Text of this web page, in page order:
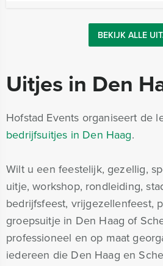
BEKIJK ALLE
Uitjes in Den
Hofstad Events organiseert de
bedrijfsuitjes in Den Haag.
Wilt u een feestelijk, gezellig,
uitje, workshop, rondleiding,
bedrijfsfeest, vrijgezellenfeest,
groepsuitje in Den Haag of
professioneel en op maat
iedereen die Den Haag en